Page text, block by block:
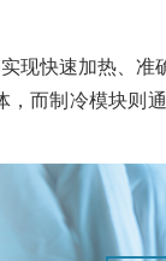
现快速加热、
而制冷模块则